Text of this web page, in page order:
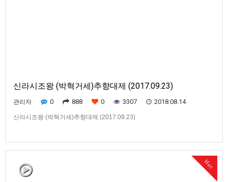
신라시조왕 (박혁거세)추향대제 (2017.09.23)
관리자 0 888 0 3307 2018.08.14
신라시조왕 (박혁거세)추향대제 (2017.09.23)
Hot